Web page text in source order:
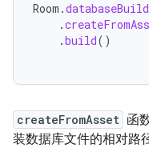
Room .
.
.build()
createFromAsset 函
装数据库文件的相对路